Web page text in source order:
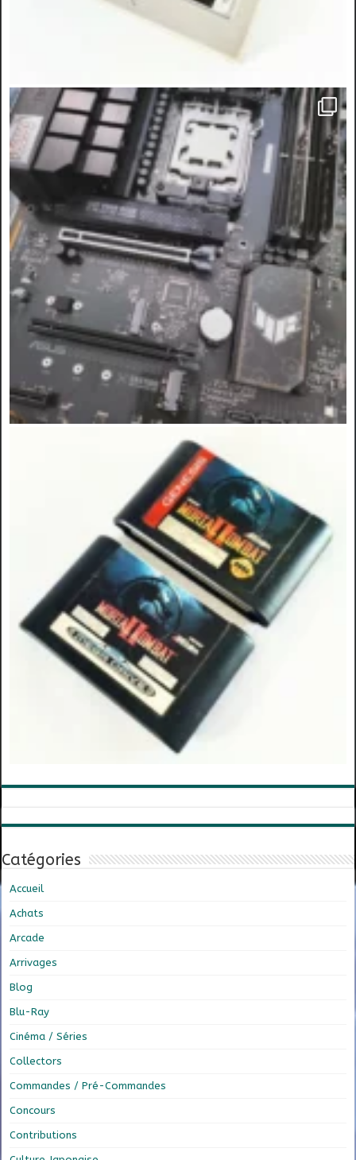
Catégories
Accueil
Achats
Arcade
Arrivages
Blog
Blu-Ray
Cinéma / Séries
Collectors
Commandes / Pré-Commandes
Concours
Contributions